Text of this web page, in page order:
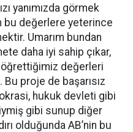
yanımızda görmek
bu değerlere yeterince
Umarım bundan
daha iyi sahip çıkar,
öğrettiğimiz değerleri
proje de başarısız
hukuk devleti gibi
gibi sunup diğer
olduğunda AB’nin bu